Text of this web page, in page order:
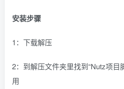
安装步骤
1：下载解压
2：到解压文件夹里找到“Nutz项目
用